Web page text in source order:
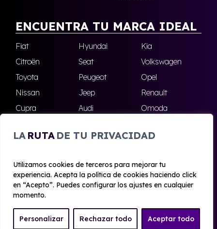
LA RUTA DE TU PRIVACIDAD
Utilizamos cookies de terceros para mejorar tu
experiencia. Acepta la política de cookies haciendo click
en “Acepto”. Puedes configurar los ajustes en cualquier
momento.
Personalizar Rechazar todo Aceptar todo
ENCUENTRA TU MARCA IDEAL
Fiat Hyundai
Kia
Citroën
Seat
Volkswagen
Toyota
Peugeot
Opel
Nissan
Jeep
Renault
Cupra
Audi
Omoda
Skoda
Ford Todas las marcas
© 2020 - 2026 Alhambra Renting
Aviso legal y Privacidad